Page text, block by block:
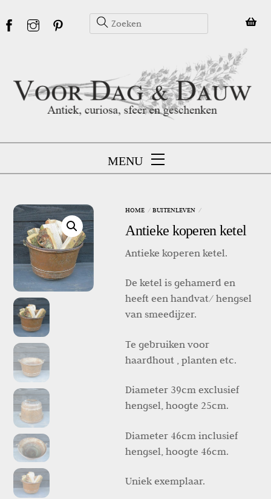
to
MENU
HOME BUITENLEVEN
Antieke koperen ketel
Antieke koperen ketel.
De ketel is gehamerd en
heeft een handvat/ hengsel
van smeedijzer.
Te gebruiken voor
haardhout , planten etc.
Diameter 39cm exclusief
hengsel, hoogte 25cm.
Diameter 46cm inclusief
hengsel, hoogte 46cm.
Uniek exemplaar.